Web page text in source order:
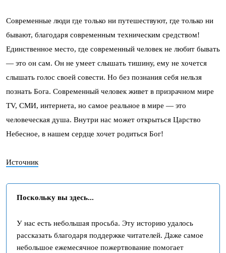
Современные люди где только ни путешествуют, где только ни
бывают, благодаря современным техническим средством!
Единственное место, где современный человек не любит бывать
— это он сам. Он не умеет слышать тишину, ему не хочется
слышать голос своей совести. Но без познания себя нельзя
познать Бога. Современный человек живет в призрачном мире
TV, СМИ, интернета, но самое реальное в мире — это
человеческая душа. Внутри нас может открыться Царство
Небесное, в нашем сердце хочет родиться Бог!
Источник
Поскольку вы здесь...
У нас есть небольшая просьба. Эту историю удалось
рассказать благодаря поддержке читателей. Даже самое
небольшое ежемесячное пожертвование помогает